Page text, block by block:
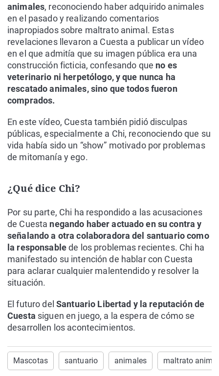
animales, reconociendo haber adquirido animales
en el pasado y realizando comentarios
inapropiados sobre maltrato animal. Estas
revelaciones llevaron a Cuesta a publicar un vídeo
en el que admitía que su imagen pública era una
construcción ficticia, confesando que no es
veterinario ni herpetólogo, y que nunca ha
rescatado animales, sino que todos fueron
comprados.
En este vídeo, Cuesta también pidió disculpas
públicas, especialmente a Chi, reconociendo que su
vida había sido un “show” motivado por problemas
de mitomanía y ego.
¿Qué dice Chi?
Por su parte, Chi ha respondido a las acusaciones
de Cuesta negando haber actuado en su contra y
señalando a otra colaboradora del santuario como
la responsablede los problemas recientes. Chi ha
manifestado su intención de hablar con Cuesta
para aclarar cualquier malentendido y resolver la
situación.
El futuro del Santuario Libertad y la reputación de
Cuesta siguen en juego, a la espera de cómo se
desarrollen los acontecimientos.
Mascotas santuario animales maltrato animal